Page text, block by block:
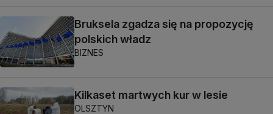
Bruksela zgadza się na propozycję
polskich władz
BIZNES
Kilkaset martwych kur w lesie
OLSZTYN